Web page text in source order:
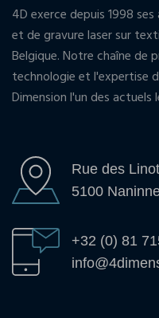
4D exerce depuis 1998
et de gravure laser sur
Belgique. Notre chaîne de
technologie et l'expertise
Dimension l'un des actuels
Rue des
5100
+32 (0) 81